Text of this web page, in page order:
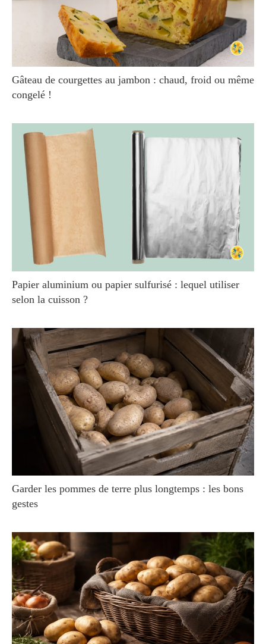
Gâteau de courgettes au jambon : chaud, froid ou même
congelé !
Papier aluminium ou papier sulfurisé : lequel utiliser
selon la cuisson ?
Garder les pommes de terre plus longtemps : les bons
gestes